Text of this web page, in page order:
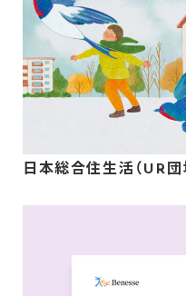
日本総合住生活（UR